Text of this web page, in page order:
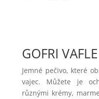
GOFRI VAFLE
Jemné pečivo, které
vajec. Můžete je
různými krémy,